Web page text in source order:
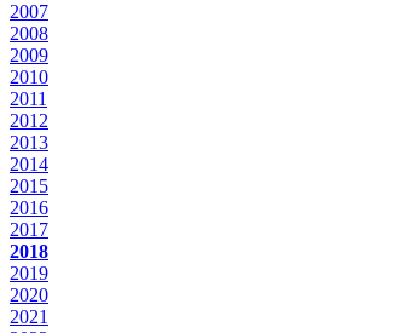
2007
2008
2009
2010
2011
2012
2013
2014
2015
2016
2017
2018
2019
2020
2021